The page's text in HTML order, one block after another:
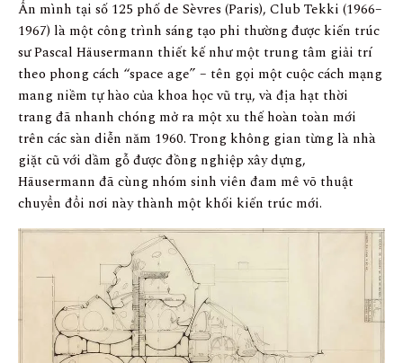
Ẩn mình tại số 125 phố de Sèvres (Paris), Club Tekki (1966–
1967) là một công trình sáng tạo phi thường được kiến trúc
sư Pascal Häusermann thiết kế như một trung tâm giải trí
theo phong cách “space age” – tên gọi một cuộc cách mạng
mang niềm tự hào của khoa học vũ trụ, và địa hạt thời
trang đã nhanh chóng mở ra một xu thế hoàn toàn mới
trên các sàn diễn năm 1960. Trong không gian từng là nhà
giặt cũ với dầm gỗ được đồng nghiệp xây dựng,
Häusermann đã cùng nhóm sinh viên đam mê võ thuật
chuyển đổi nơi này thành một khối kiến trúc mới.